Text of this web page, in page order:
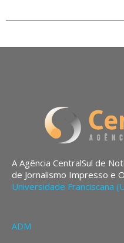
A Agência CentralSul de
de Jornalismo Impresso e
Universidade Franciscana
ADM